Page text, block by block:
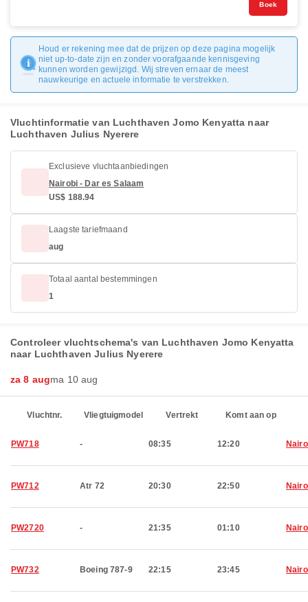
Boek
Houd er rekening mee dat de prijzen op deze pagina mogelijk
niet up-to-date zijn en zonder voorafgaande kennisgeving
kunnen worden gewijzigd. Wij streven ernaar de meest
nauwkeurige en actuele informatie te verstrekken.
Vluchtinformatie van Luchthaven Jomo Kenyatta naar
Luchthaven Julius Nyerere
Exclusieve vluchtaanbiedingen
Nairobi - Dar es Salaam
US$ 188.94
Laagste tariefmaand
aug
Totaal aantal bestemmingen
1
Controleer vluchtschema's van Luchthaven Jomo Kenyatta
naar Luchthaven Julius Nyerere
za 8 augma 10 aug
Vluchtnr. Vliegtuigmodel Vertrekt Komt aan op
PW718 - 08:35 12:20
PW712 Atr 72 20:30 22:50
PW2720 - 21:35 01:10
PW732 Boeing 787-9 22:15 23:45